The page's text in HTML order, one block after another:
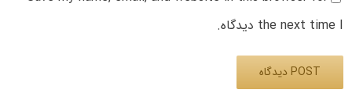
the next time I دیدگاه.